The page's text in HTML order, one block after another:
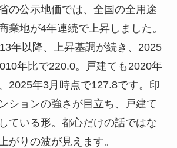
の公示地価では、全国の全用途
業地が4年連続で上昇しました。
年以降、上昇基調が続き、2025
年比で220.0。戸建ても2020年
2025年3月時点で127.8です。印
ションの強さが目立ち、戸建て
ている形。都心だけの話ではな
がりの波が見えます。